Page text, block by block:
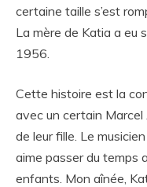
certaine taille s’est
La mère de Katia a eu
1956.
Cette histoire est la
avec un certain Marcel
de leur fille. Le
aime passer du
enfants. Mon aînée,